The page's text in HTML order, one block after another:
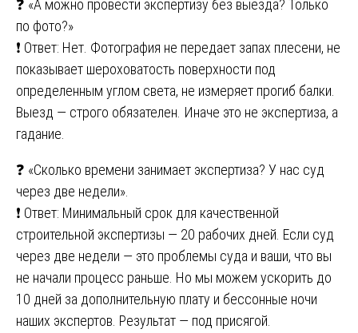
❓ «А можно провести экспертизу без выезда? Только
по фото?»
❗ Ответ: Нет. Фотография не передает запах плесени, не
показывает шероховатость поверхности под
определенным углом света, не измеряет прогиб балки.
Выезд — строго обязателен. Иначе это не экспертиза, а
гадание.
❓ «Сколько времени занимает экспертиза? У нас суд
через две недели».
❗ Ответ: Минимальный срок для качественной
строительной экспертизы — 20 рабочих дней. Если суд
через две недели — это проблемы суда и ваши, что вы
не начали процесс раньше. Но мы можем ускорить до
10 дней за дополнительную плату и бессонные ночи
наших экспертов. Результат — под присягой.